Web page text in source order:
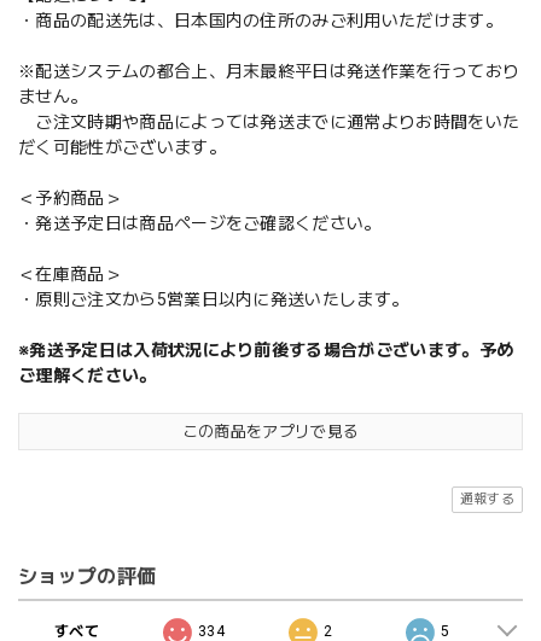
・商品の配送先は、日本国内の住所のみご利用いただけます。
※配送システムの都合上、月末最終平日は発送作業を行っており
ません。
ご注文時期や商品によっては発送までに通常よりお時間をいた
だく可能性がございます。
＜予約商品＞
・発送予定日は商品ページをご確認ください。
＜在庫商品＞
・原則ご注文から5営業日以内に発送いたします。
※発送予定日は入荷状況により前後する場合がございます。予め
ご理解ください。
この商品をアプリで見る
通報する
ショップの評価
すべて 334 2 5